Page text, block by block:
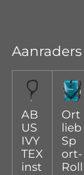
Aanraders
AB
US
IVY
TEX
inst
Ort
lieb
Sp
ort-
Roll